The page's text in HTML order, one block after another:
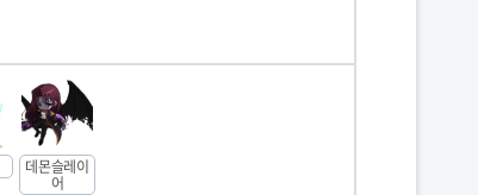
데몬슬레이
어